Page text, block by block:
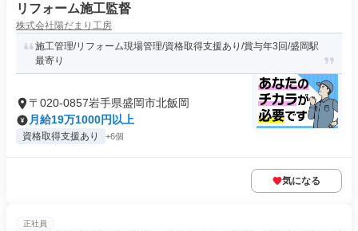
リフォーム施工監督
株式会社陽だまり工房
施工管理/リフォーム現場管理/資格取得支援あり/賞与年3回/盛岡駅
最寄り
〒020-0857岩手県盛岡市北飯岡
月給19万1000円以上
資格取得支援あり +6個
気になる
正社員